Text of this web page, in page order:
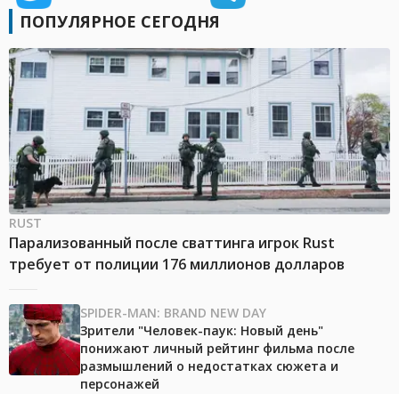
ПОПУЛЯРНОЕ СЕГОДНЯ
RUST
Парализованный после сваттинга игрок Rust
требует от полиции 176 миллионов долларов
SPIDER-MAN: BRAND NEW DAY
Зрители "Человек-паук: Новый день"
понижают личный рейтинг фильма после
размышлений о недостатках сюжета и
персонажей